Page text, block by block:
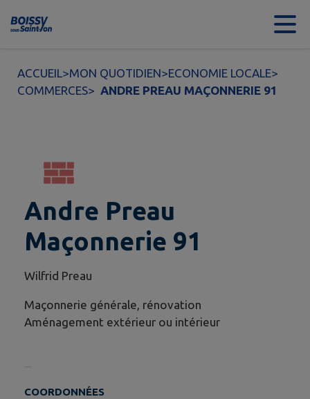
Contenu
ACCUEIL>MON QUOTIDIEN>ECONOMIE LOCALE>
COMMERCES> ANDRE PREAU MAÇONNERIE 91
Andre Preau
Maçonnerie 91
Wilfrid Preau
Maçonnerie générale, rénovation
Aménagement extérieur ou intérieur
COORDONNÉES